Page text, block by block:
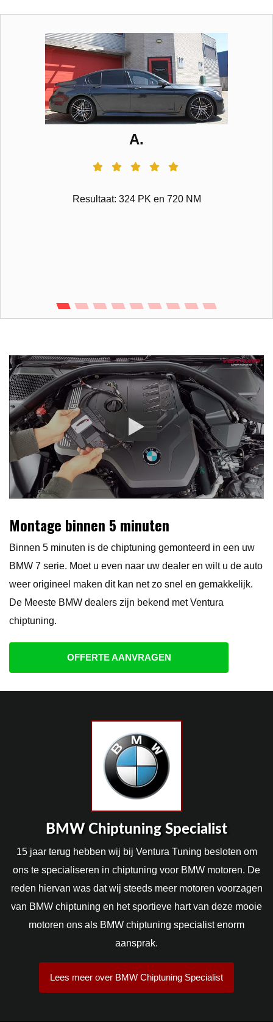
A.
Resultaat: 324 PK en 720 NM
Montage binnen 5 minuten
Binnen 5 minuten is de chiptuning gemonteerd in een uw
BMW 7 serie. Moet u even naar uw dealer en wilt u de auto
weer origineel maken dit kan net zo snel en gemakkelijk.
De Meeste BMW dealers zijn bekend met Ventura
chiptuning.
OFFERTE AANVRAGEN
BMW Chiptuning Specialist
15 jaar terug hebben wij bij Ventura Tuning besloten om
ons te specialiseren in chiptuning voor BMW motoren. De
reden hiervan was dat wij steeds meer motoren voorzagen
van BMW chiptuning en het sportieve hart van deze mooie
motoren ons als BMW chiptuning specialist enorm
aansprak.
Lees meer over BMW Chiptuning Specialist